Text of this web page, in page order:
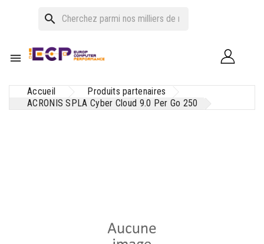
search

Accueil
Produits partenaires
ACRONIS SPLA Cyber Cloud 9.0 Per Go 250